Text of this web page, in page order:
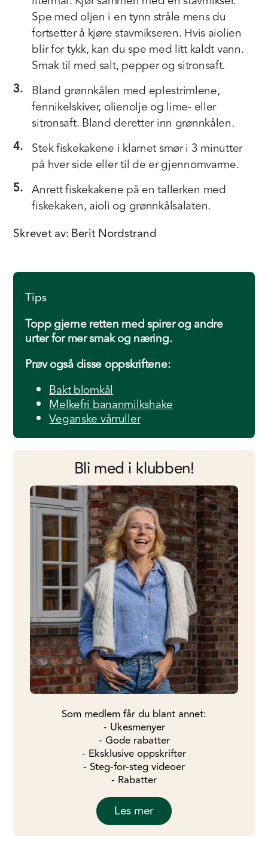
Spe med oljen i en tynn stråle mens du
fortsetter å kjøre stavmikseren. Hvis aiolien
blir for tykk, kan du spe med litt kaldt vann.
Smak til med salt, pepper og sitronsaft.
3. Bland grønnkålen med eplestrimlene,
fennikelskiver, olienolje og lime- eller
sitronsaft. Bland deretter inn grønnkålen.
4. Stek fiskekakene i klarnet smør i 3 minutter
på hver side eller til de er gjennomvarme.
5. Anrett fiskekakene på en tallerken med
fiskekaken, aioli og grønnkålsalaten.
Skrevet av: Berit Nordstrand
Tips
Topp gjerne retten med spirer og andre
urter for mer smak og næring.
Prøv også disse oppskriftene:
Bakt blomkål
Melkefri bananmilkshake
Veganske vårruller
Bli med i klubben!
Som medlem får du blant annet:
- Ukesmenyer
- Gode rabatter
- Eksklusive oppskrifter
- Steg-for-steg videoer
- Rabatter
Les mer